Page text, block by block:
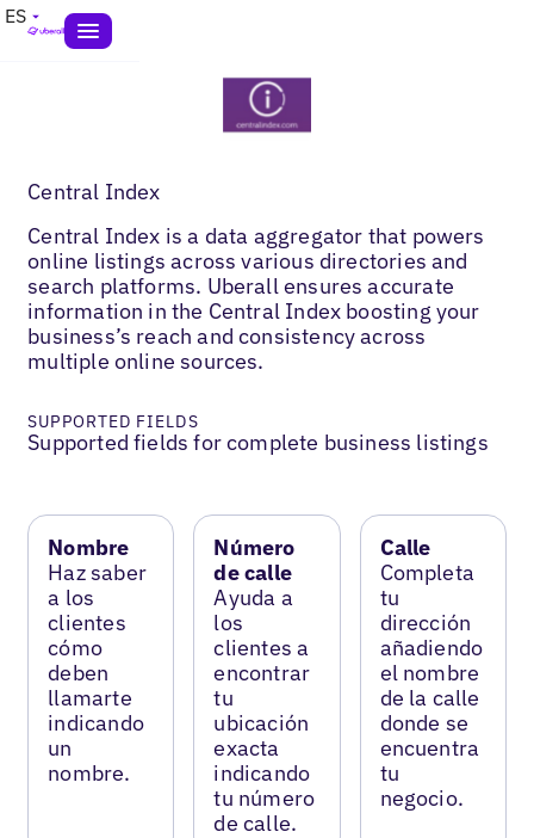
ES
Central Index
Central Index is a data aggregator that powers
online listings across various directories and
search platforms. Uberall ensures accurate
information in the Central Index boosting your
business’s reach and consistency across
multiple online sources.
SUPPORTED FIELDS
Supported fields for complete business listings
Nombre
Haz saber
a los
clientes
cómo
deben
llamarte
indicando
un
nombre.
Número
de calle
Ayuda a
los
clientes a
encontrar
tu
ubicación
exacta
indicando
tu número
de calle.
Calle
Completa
tu
dirección
añadiendo
el nombre
de la calle
donde se
encuentra
tu
negocio.